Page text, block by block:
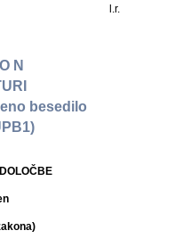
l.r.
N
besedilo